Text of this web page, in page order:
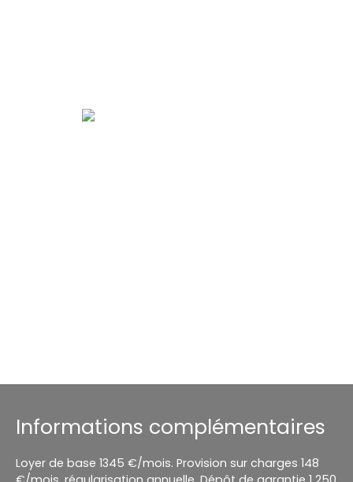
Informations complémentaires
Loyer de base 1345 €/mois. Provision sur charges 148